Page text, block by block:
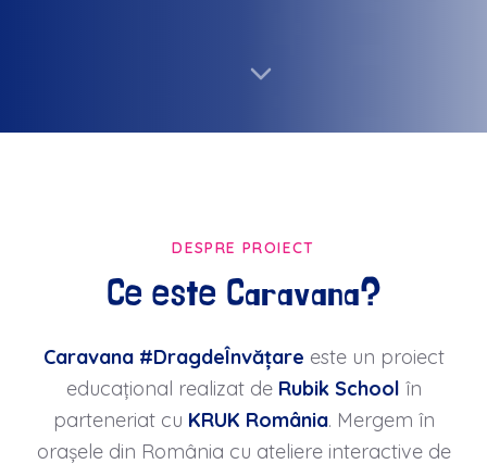
DESPRE PROIECT
Ce este Caravana?
Caravana #DragdeÎnvățare este un proiect
educațional realizat de Rubik School în
parteneriat cu KRUK România. Mergem în
orașele din România cu ateliere interactive de